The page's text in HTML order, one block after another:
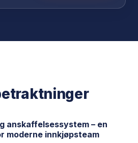
anskaffelsessystem – en
moderne innkjøpsteam